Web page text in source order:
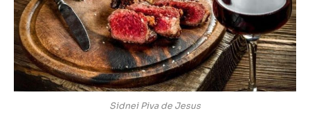
Sidnei Piva de Jesus